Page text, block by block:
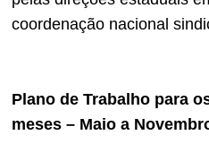
coordenação nacional
Plano de Trabalho para
meses – Maio a